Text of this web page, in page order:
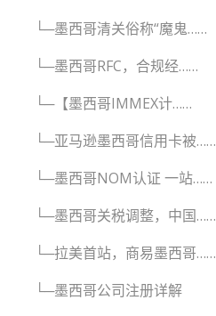
└─墨西哥清关俗称“魔鬼……
└─墨西哥RFC，合规经……
└─【墨西哥IMMEX计……
└─亚马逊墨西哥信用卡被……
└─墨西哥NOM认证 一站……
└─墨西哥关税调整，中国……
└─拉美首站，商易墨西哥……
└─墨西哥公司注册详解